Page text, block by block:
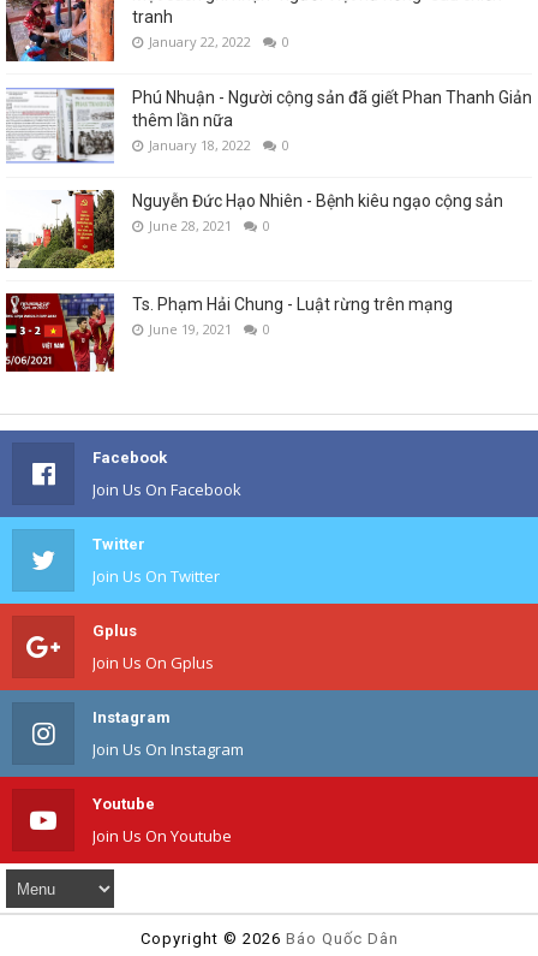
tranh
January 22, 2022 0
Phú Nhuận - Người cộng sản đã giết Phan Thanh Giản
thêm lần nữa
January 18, 2022 0
Nguyễn Đức Hạo Nhiên - Bệnh kiêu ngạo cộng sản
June 28, 2021 0
Ts. Phạm Hải Chung - Luật rừng trên mạng
June 19, 2021 0
Facebook
Join Us On Facebook
Twitter
Join Us On Twitter
Gplus
Join Us On Gplus
Instagram
Join Us On Instagram
Youtube
Join Us On Youtube
Copyright © 2026 Báo Quốc Dân